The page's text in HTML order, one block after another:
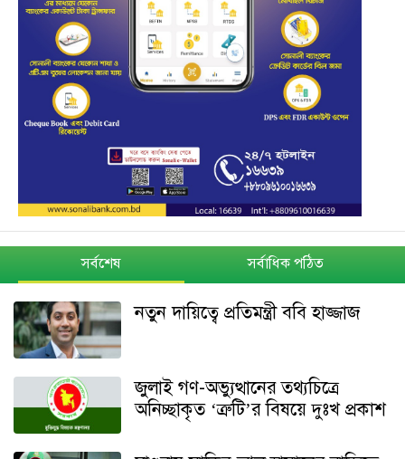
সর্বশেষ সর্বাধিক পঠিত
নতুন দায়িত্বে প্রতিমন্ত্রী ববি হাজ্জাজ
জুলাই গণ-অভ্যুত্থানের তথ্যচিত্রে
অনিচ্ছাকৃত ‘ত্রুটি’র বিষয়ে দুঃখ প্রকাশ